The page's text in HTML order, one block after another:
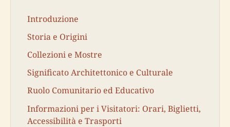
Introduzione
Storia e Origini
Collezioni e Mostre
Significato Architettonico e Culturale
Ruolo Comunitario ed Educativo
Informazioni per i Visitatori: Orari, Biglietti,
Accessibilità e Trasporti